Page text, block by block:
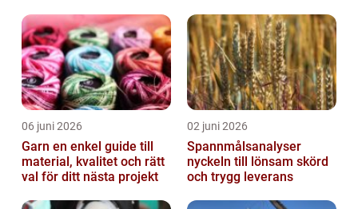
06 juni 2026
Garn en enkel guide till
material, kvalitet och rätt
val för ditt nästa projekt
02 juni 2026
Spannmålsanalyser
nyckeln till lönsam skörd
och trygg leverans